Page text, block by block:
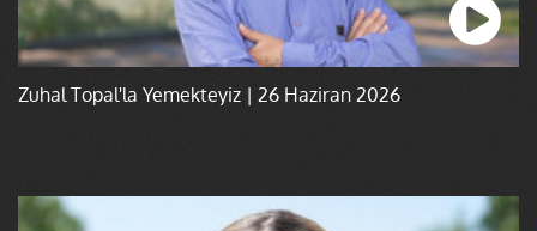
Zuhal Topal'la Yemekteyiz | 26 Haziran 2026